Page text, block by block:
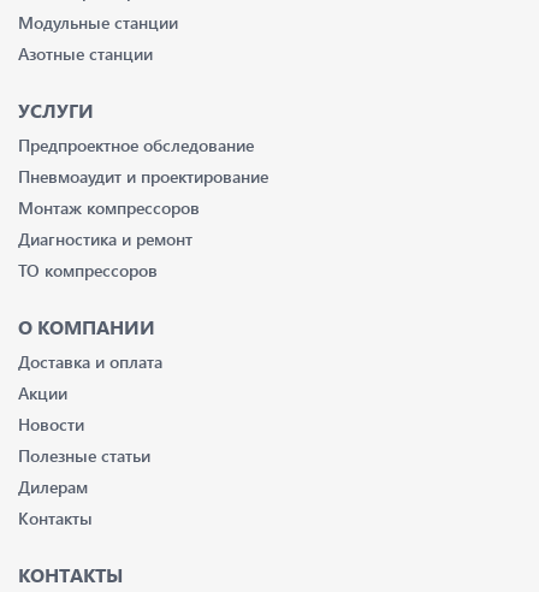
Модульные станции
Азотные станции
УСЛУГИ
Предпроектное обследование
Пневмоаудит и проектирование
Монтаж компрессоров
Диагностика и ремонт
ТО компрессоров
О КОМПАНИИ
Доставка и оплата
Акции
Новости
Полезные статьи
Дилерам
Контакты
КОНТАКТЫ